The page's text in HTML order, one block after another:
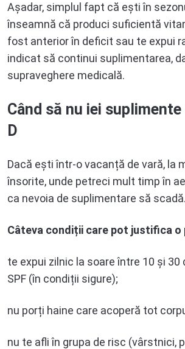
Așadar, simplul fapt că ești în
înseamnă că produci suficientă
fost anterior în deficit sau te expui
indicat să continui suplimentarea,
supraveghere medicală.
Când să nu iei
D
Dacă ești într-o vacanță de vară, la
însorite, unde petreci mult timp în
ca nevoia de suplimentare să scadă.
Câteva condiții care pot justifica o
te expui zilnic la soare între 10 și 30
SPF (în condiții sigure);
nu porți haine care acoperă tot
nu te afli în grupa de risc (vârstnici,